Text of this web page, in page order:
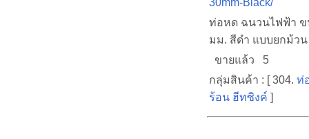
30mm-Black/
ท่อหด ฉนวนไฟฟ้า ข
มม. สีดำ แบบยกม้วน
ขายแล้ว 5
กลุ่มสินค้า : [ 304. ท่
ร้อน ฮีทซิงค์ ]